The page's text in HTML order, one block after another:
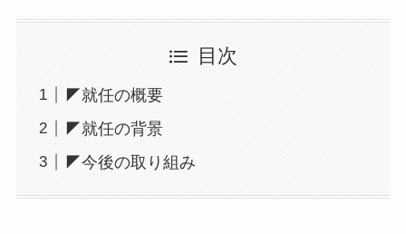
目次
◤就任の概要
◤就任の背景
◤今後の取り組み